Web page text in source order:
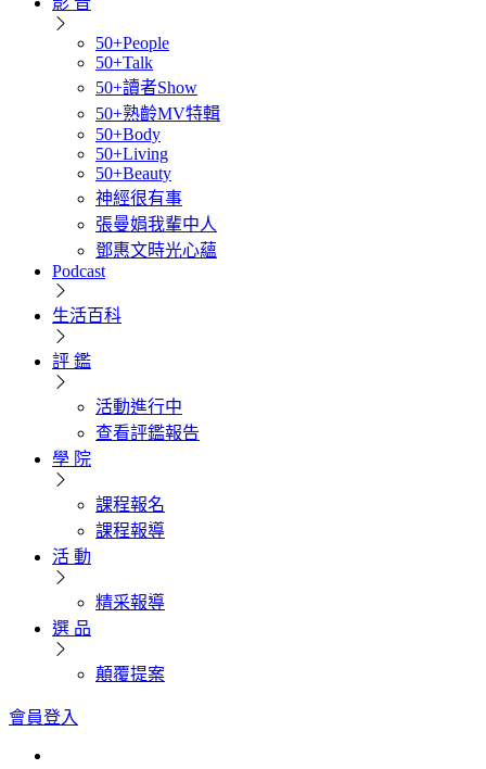
50+People
50+Talk
50+讀者Show
50+熟齡MV特輯
50+Body
50+Living
50+Beauty
神經很有事
張曼娟我輩中人
鄧惠文時光心蘊
Podcast
生活百科
評 鑑
活動進行中
查看評鑑報告
學 院
課程報名
課程報導
活 動
精采報導
選 品
顛覆提案
會員登入